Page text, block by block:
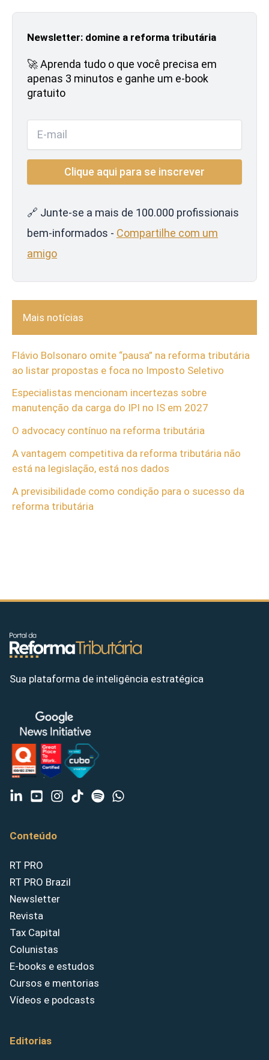
Newsletter: domine a reforma tributária
🚀 Aprenda tudo o que você precisa em
apenas 3 minutos e ganhe um e-book
gratuito
🔗 Junte-se a mais de 100.000 profissionais
bem-informados - Compartilhe com um
amigo
Mais notícias
Flávio Bolsonaro omite “pausa” na reforma tributária
ao listar propostas e foca no Imposto Seletivo
Especialistas mencionam incertezas sobre
manutenção da carga do IPI no IS em 2027
O advocacy contínuo na reforma tributária
A vantagem competitiva da reforma tributária não
está na legislação, está nos dados
A previsibilidade como condição para o sucesso da
reforma tributária
Sua plataforma de inteligência estratégica
Conteúdo
RT PRO
RT PRO Brazil
Newsletter
Revista
Tax Capital
Colunistas
E-books e estudos
Cursos e mentorias
Vídeos e podcasts
Editorias